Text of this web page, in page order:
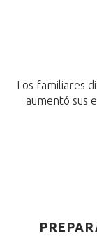
Los familiares
aumentó sus